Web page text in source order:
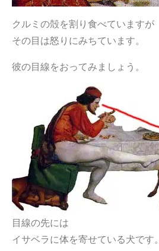
クルミの殻を割り食べていますが
その目は怒りにみちています。
彼の目線をおってみましょう。
目線の先には
イサベラに体を寄せている犬です。